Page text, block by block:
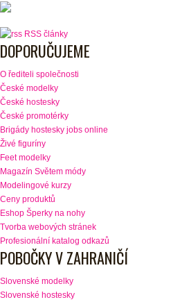
RSS články
DOPORUČUJEME
O řediteli společnosti
České modelky
České hostesky
České promotérky
Brigády hostesky jobs online
Živé figuríny
Feet modelky
Magazín Světem módy
Modelingové kurzy
Ceny produktů
Eshop Šperky na nohy
Tvorba webových stránek
Profesionální katalog odkazů
POBOČKY V ZAHRANIČÍ
Slovenské modelky
Slovenské hostesky